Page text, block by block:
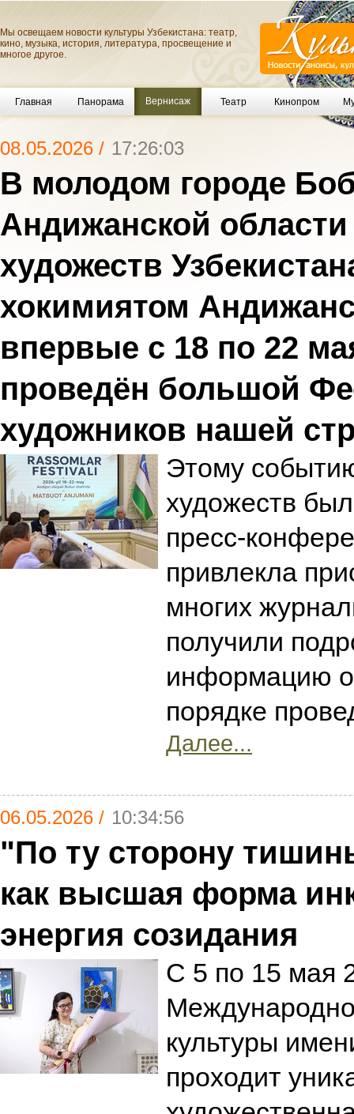
Мы освещаем новости культуры Узбекистана: театр,
кино, музыка, история, литература, просвещение и
многое другое.
Главная Панорама Вернисаж Театр Кинопром
08.05.2026 / 17:26:03
В молодом городе
Андижанской
художеств
хокимиятом
впервые с 18 по 22
проведён большой
художников нашей
Этому
художеств
пресс-
привлекла
многих
получили
информацию о
порядке
Далее...
06.05.2026 / 10:34:56
"По ту сторону
как высшая форма
энергия созидания
С 5 по 15 мая
культуры
проходит